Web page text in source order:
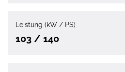
Leistung (kW / PS)
103 / 140